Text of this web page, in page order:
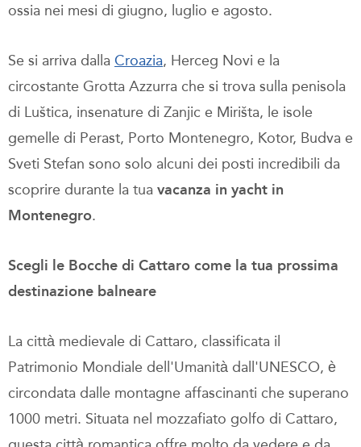
ossia nei mesi di giugno, luglio e agosto.
Se si arriva dalla Croazia, Herceg Novi e la
circostante Grotta Azzurra che si trova sulla penisola
di Luštica, insenature di Zanjic e Mirišta, le isole
gemelle di Perast, Porto Montenegro, Kotor, Budva e
Sveti Stefan sono solo alcuni dei posti incredibili da
scoprire durante la tua vacanza in yacht in
Montenegro.
Scegli le Bocche di Cattaro come la tua prossima
destinazione balneare
La città medievale di Cattaro, classificata il
Patrimonio Mondiale dell'Umanità dall'UNESCO, è
circondata dalle montagne affascinanti che superano
1000 metri. Situata nel mozzafiato golfo di Cattaro,